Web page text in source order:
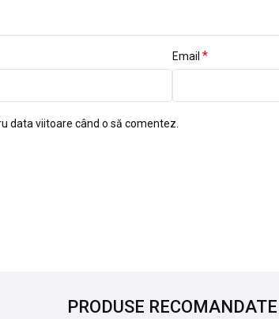
Email *
data viitoare când o să comentez.
PRODUSE RECOMANDATE